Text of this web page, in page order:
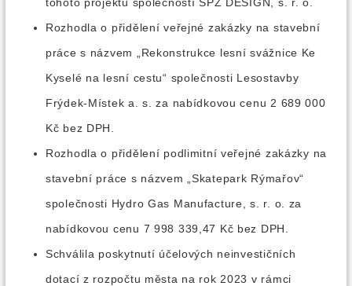
Rozhodla o přidělení veřejné zakázky na stavební
práce s názvem „Rekonstrukce lesní svážnice Ke
Kyselé na lesní cestu“ společnosti Lesostavby
Frýdek-Místek a. s. za nabídkovou cenu 2 689 000
Kč bez DPH.
Rozhodla o přidělení podlimitní veřejné zakázky na
stavební práce s názvem „Skatepark Rýmařov“
společnosti Hydro Gas Manufacture, s. r. o. za
nabídkovou cenu 7 998 339,47 Kč bez DPH.
Schválila poskytnutí účelových neinvestičních
dotací z rozpočtu města na rok 2023 v rámci